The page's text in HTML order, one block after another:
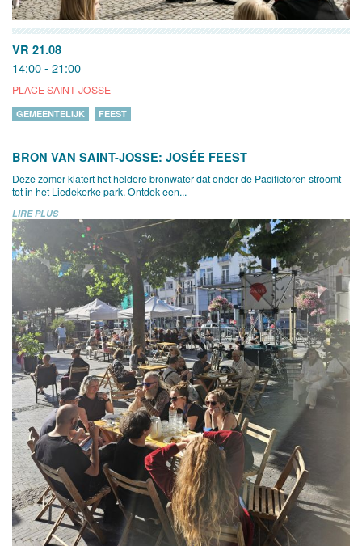
VR 21.08
14:00 - 21:00
PLACE SAINT-JOSSE
GEMEENTELIJK FEEST
BRON VAN SAINT-JOSSE: JOSÉE FEEST
Deze zomer klatert het heldere bronwater dat onder de Pacifictoren stroomt
tot in het Liedekerke park. Ontdek een...
LIRE PLUS